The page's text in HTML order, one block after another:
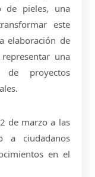
de pieles, una
este
elaboración de
una
de proyectos
de marzo a las
a ciudadanos
en el